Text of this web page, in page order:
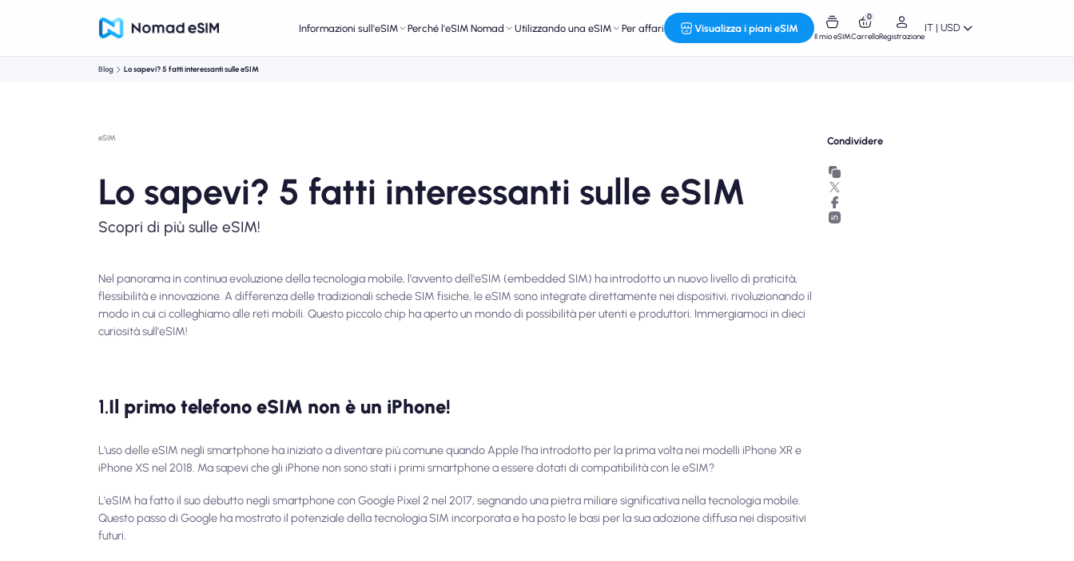
Informazioni sull'eSIM Perché l'eSIM Nomad Utilizzando una eSIM Per affari Visualizza i piani eSIM
Il mio eSIM
0
CarrelloRegistrazione
IT | USD
Blog Lo sapevi? 5 fatti interessanti sulle eSIM
eSIM
Lo sapevi? 5 fatti interessanti sulle eSIM
Scopri di più sulle eSIM!
Nel panorama in continua evoluzione della tecnologia mobile, l'avvento dell'eSIM (embedded SIM) ha introdotto un nuovo livello di praticità,
flessibilità e innovazione. A differenza delle tradizionali schede SIM fisiche, le eSIM sono integrate direttamente nei dispositivi, rivoluzionando il
modo in cui ci colleghiamo alle reti mobili. Questo piccolo chip ha aperto un mondo di possibilità per utenti e produttori. Immergiamoci in dieci
curiosità sull'eSIM!
1.Il primo telefono eSIM non è un iPhone!
L'uso delle eSIM negli smartphone ha iniziato a diventare più comune quando Apple l'ha introdotto per la prima volta nei modelli iPhone XR e
iPhone XS nel 2018. Ma sapevi che gli iPhone non sono stati i primi smartphone a essere dotati di compatibilità con le eSIM?
L'eSIM ha fatto il suo debutto negli smartphone con Google Pixel 2 nel 2017, segnando una pietra miliare significativa nella tecnologia mobile.
Questo passo di Google ha mostrato il potenziale della tecnologia SIM incorporata e ha posto le basi per la sua adozione diffusa nei dispositivi
futuri.
Condividere